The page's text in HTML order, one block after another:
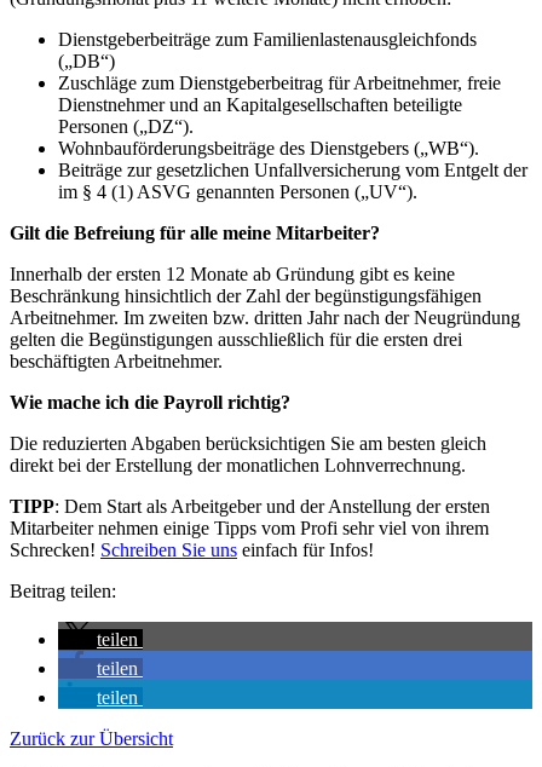
Dienstgeberbeiträge zum Familienlastenausgleichfonds
(„DB“)
Zuschläge zum Dienstgeberbeitrag für Arbeitnehmer, freie
Dienstnehmer und an Kapitalgesellschaften beteiligte
Personen („DZ“).
Wohnbauförderungsbeiträge des Dienstgebers („WB“).
Beiträge zur gesetzlichen Unfallversicherung vom Entgelt der
im § 4 (1) ASVG genannten Personen („UV“).
Gilt die Befreiung für alle meine Mitarbeiter?
Innerhalb der ersten 12 Monate ab Gründung gibt es keine
Beschränkung hinsichtlich der Zahl der begünstigungsfähigen
Arbeitnehmer. Im zweiten bzw. dritten Jahr nach der Neugründung
gelten die Begünstigungen ausschließlich für die ersten drei
beschäftigten Arbeitnehmer.
Wie mache ich die Payroll richtig?
Die reduzierten Abgaben berücksichtigen Sie am besten gleich
direkt bei der Erstellung der monatlichen Lohnverrechnung.
TIPP: Dem Start als Arbeitgeber und der Anstellung der ersten
Mitarbeiter nehmen einige Tipps vom Profi sehr viel von ihrem
Schrecken! Schreiben Sie uns einfach für Infos!
Beitrag teilen:
teilen
teilen
teilen
Zurück zur Übersicht